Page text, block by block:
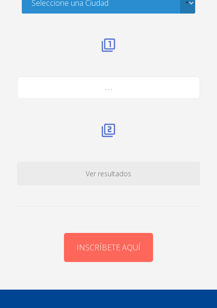
. . .
Ver resultados
INSCRÍBETE AQUÍ